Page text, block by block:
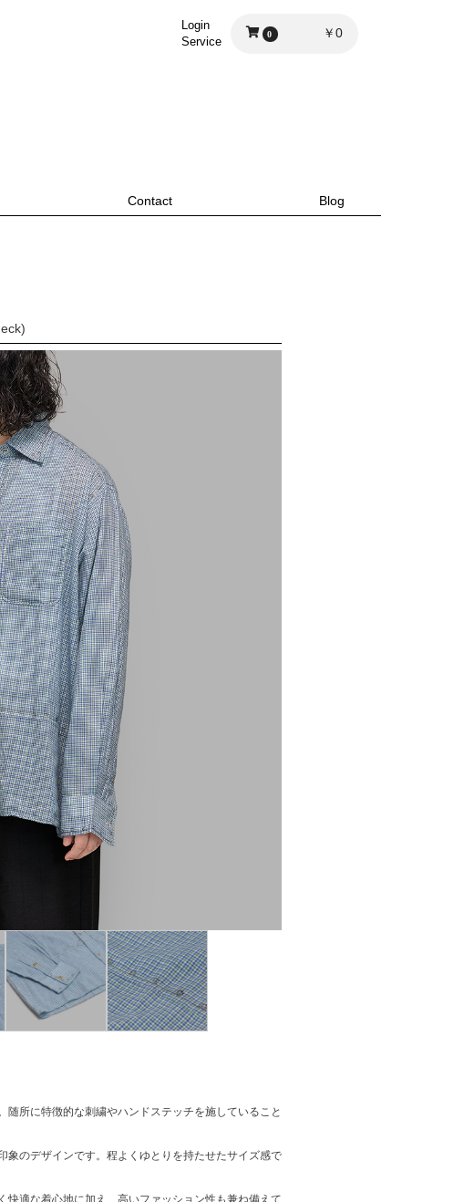
Login
Service
0 ￥0
Contact Blog
所に特徴的な刺繍やハンドステッチを施していること
のデザインです。程よくゆとりを持たせたサイズ感で
適な着心地に加え、高いファッション性も兼ね備えて